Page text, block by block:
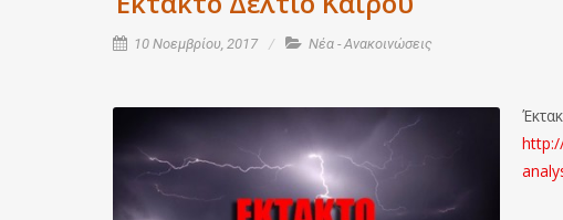
10 Νοεμβρίου, 2017 Νέα - Ανακοινώσεις